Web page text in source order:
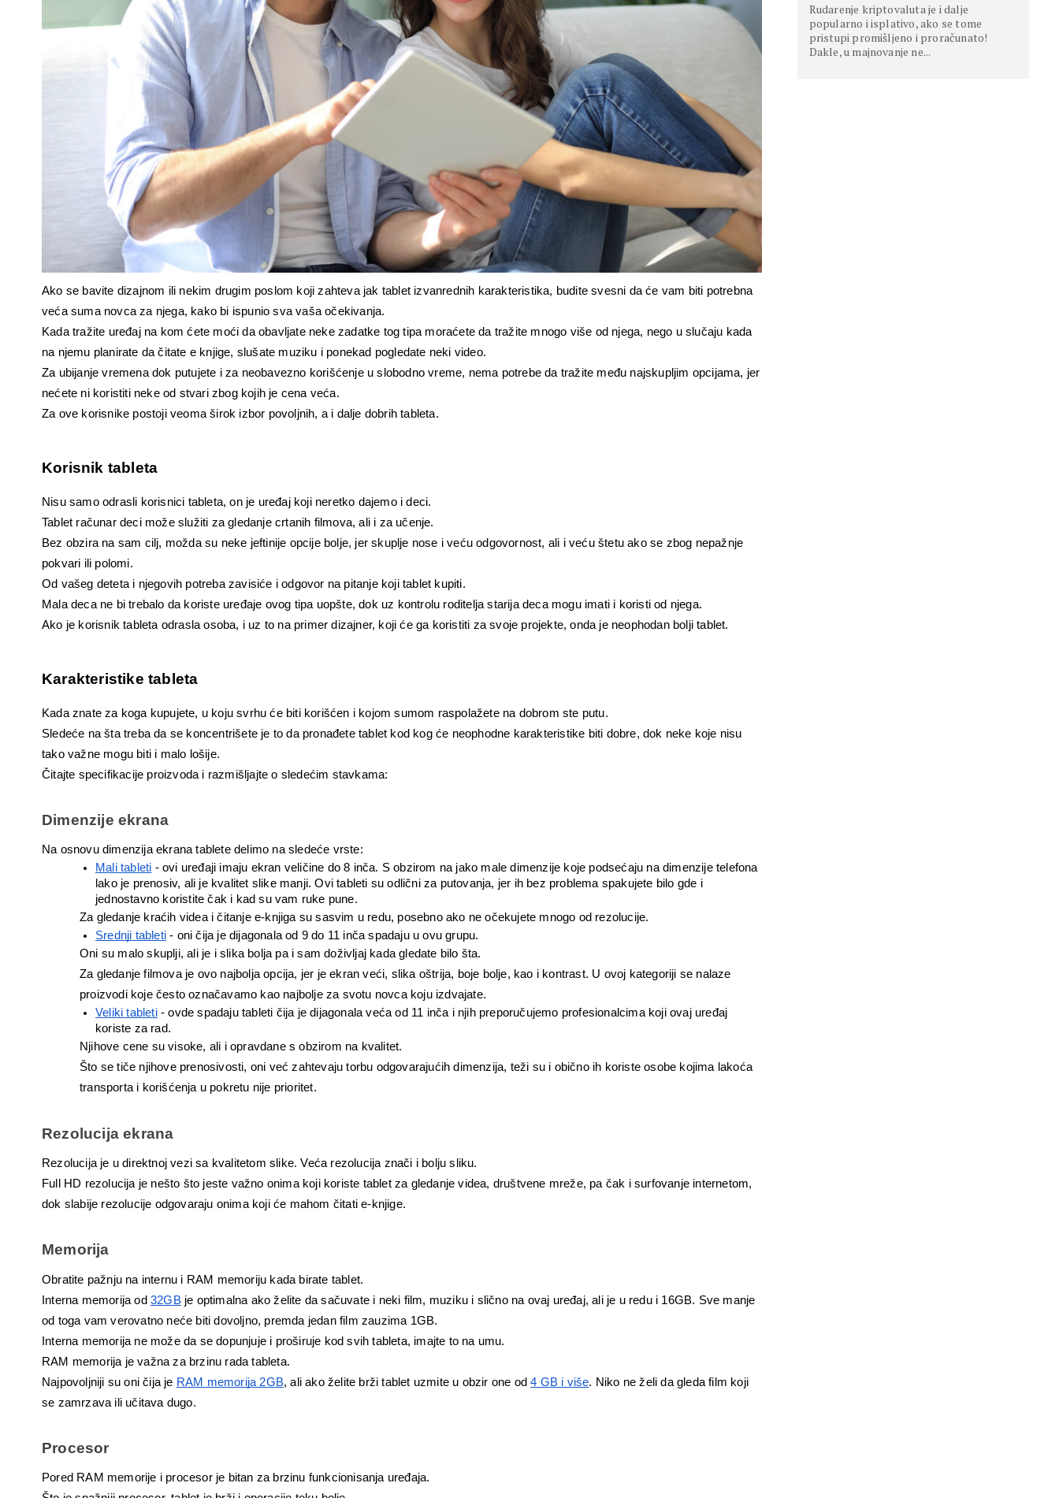
Ako se bavite dizajnom ili nekim drugim poslom koji zahteva jak tablet izvanrednih karakteristika, budite svesni da će vam biti potrebna
veća suma novca za njega, kako bi ispunio sva vaša očekivanja.
Kada tražite uređaj na kom ćete moći da obavljate neke zadatke tog tipa moraćete da tražite mnogo više od njega, nego u slučaju kada
na njemu planirate da čitate e knjige, slušate muziku i ponekad pogledate neki video.
Za ubijanje vremena dok putujete i za neobavezno korišćenje u slobodno vreme, nema potrebe da tražite među najskupljim opcijama, jer
nećete ni koristiti neke od stvari zbog kojih je cena veća.
Za ove korisnike postoji veoma širok izbor povoljnih, a i dalje dobrih tableta.
Korisnik tableta
Nisu samo odrasli korisnici tableta, on je uređaj koji neretko dajemo i deci.
Tablet računar deci može služiti za gledanje crtanih filmova, ali i za učenje.
Bez obzira na sam cilj, možda su neke jeftinije opcije bolje, jer skuplje nose i veću odgovornost, ali i veću štetu ako se zbog nepažnje
pokvari ili polomi.
Od vašeg deteta i njegovih potreba zavisiće i odgovor na pitanje koji tablet kupiti.
Mala deca ne bi trebalo da koriste uređaje ovog tipa uopšte, dok uz kontrolu roditelja starija deca mogu imati i koristi od njega.
Ako je korisnik tableta odrasla osoba, i uz to na primer dizajner, koji će ga koristiti za svoje projekte, onda je neophodan bolji tablet.
Karakteristike tableta
Kada znate za koga kupujete, u koju svrhu će biti korišćen i kojom sumom raspolažete na dobrom ste putu.
Sledeće na šta treba da se koncentrišete je to da pronađete tablet kod kog će neophodne karakteristike biti dobre, dok neke koje nisu
tako važne mogu biti i malo lošije.
Čitajte specifikacije proizvoda i razmišljajte o sledećim stavkama:
Dimenzije ekrana
Na osnovu dimenzija ekrana tablete delimo na sledeće vrste:
Mali tableti - ovi uređaji imaju ekran veličine do 8 inča. S obzirom na jako male dimenzije koje podsećaju na dimenzije telefona
lako je prenosiv, ali je kvalitet slike manji. Ovi tableti su odlični za putovanja, jer ih bez problema spakujete bilo gde i
jednostavno koristite čak i kad su vam ruke pune.
Za gledanje kraćih videa i čitanje e-knjiga su sasvim u redu, posebno ako ne očekujete mnogo od rezolucije.
Srednji tableti - oni čija je dijagonala od 9 do 11 inča spadaju u ovu grupu.
Oni su malo skuplji, ali je i slika bolja pa i sam doživljaj kada gledate bilo šta.
Za gledanje filmova je ovo najbolja opcija, jer je ekran veći, slika oštrija, boje bolje, kao i kontrast. U ovoj kategoriji se nalaze
proizvodi koje često označavamo kao najbolje za svotu novca koju izdvajate.
Veliki tableti - ovde spadaju tableti čija je dijagonala veća od 11 inča i njih preporučujemo profesionalcima koji ovaj uređaj
koriste za rad.
Njihove cene su visoke, ali i opravdane s obzirom na kvalitet.
Što se tiče njihove prenosivosti, oni već zahtevaju torbu odgovarajućih dimenzija, teži su i obično ih koriste osobe kojima lakoća
transporta i korišćenja u pokretu nije prioritet.
Rezolucija ekrana
Rezolucija je u direktnoj vezi sa kvalitetom slike. Veća rezolucija znači i bolju sliku.
Full HD rezolucija je nešto što jeste važno onima koji koriste tablet za gledanje videa, društvene mreže, pa čak i surfovanje internetom,
dok slabije rezolucije odgovaraju onima koji će mahom čitati e-knjige.
Memorija
Obratite pažnju na internu i RAM memoriju kada birate tablet.
Interna memorija od 32GB je optimalna ako želite da sačuvate i neki film, muziku i slično na ovaj uređaj, ali je u redu i 16GB. Sve manje
od toga vam verovatno neće biti dovoljno, premda jedan film zauzima 1GB.
Interna memorija ne može da se dopunjuje i proširuje kod svih tableta, imajte to na umu.
RAM memorija je važna za brzinu rada tableta.
Najpovoljniji su oni čija je RAM memorija 2GB, ali ako želite brži tablet uzmite u obzir one od 4 GB i više. Niko ne želi da gleda film koji
se zamrzava ili učitava dugo.
Procesor
Pored RAM memorije i procesor je bitan za brzinu funkcionisanja uređaja.
Rudarenje kriptovaluta je i dalje
popularno i isplativo, ako se tome
pristupi promišljeno i proračunato!
Dakle, u majnovanje ne...